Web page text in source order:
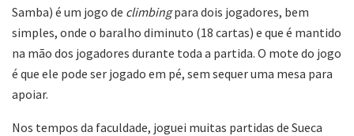
Samba) é um jogo de climbingpara dois jogadores, bem
simples, onde o baralho diminuto (18 cartas) e que é mantido
na mão dos jogadores durante toda a partida. O mote do jogo
é que ele pode ser jogado em pé, sem sequer uma mesa para
apoiar.
Nos tempos da faculdade, joguei muitas partidas de Sueca